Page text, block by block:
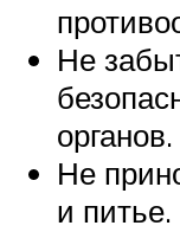
Не
органов.
Не
и питье.